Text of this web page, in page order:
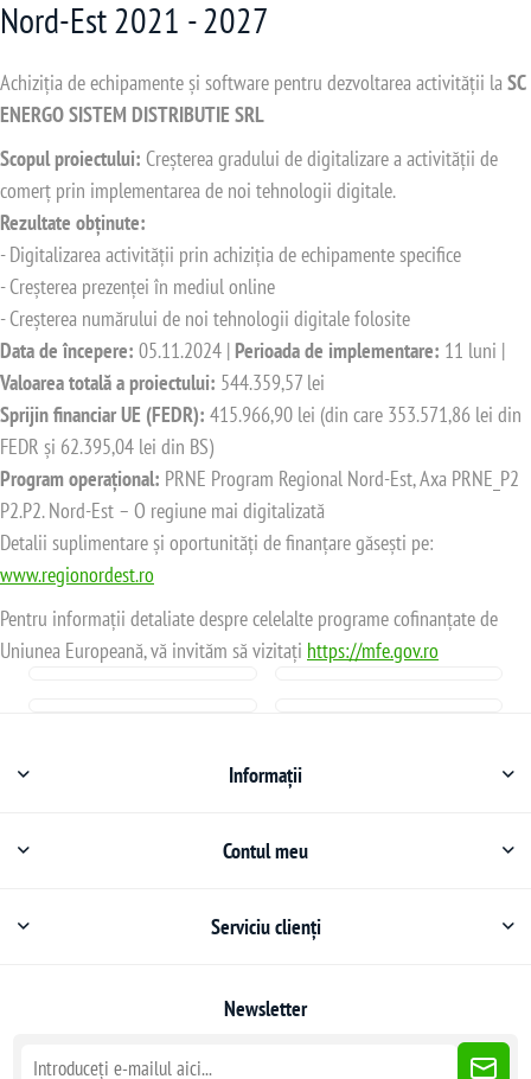
Nord-Est 2021 - 2027
Achiziția de echipamente și software pentru dezvoltarea activității laSC
ENERGO SISTEM DISTRIBUTIE SRL
Scopul proiectului: Creșterea gradului de digitalizare a activității de
comerț prin implementarea de noi tehnologii digitale.
Rezultate obținute:
- Digitalizarea activității prin achiziția de echipamente specifice
- Creșterea prezenței în mediul online
- Creșterea numărului de noi tehnologii digitale folosite
Data de începere: 05.11.2024 | Perioada de implementare: 11 luni |
Valoarea totală a proiectului: 544.359,57 lei
Sprijin financiar UE (FEDR): 415.966,90 lei (din care 353.571,86 lei din
FEDR și 62.395,04 lei din BS)
Program operațional: PRNE Program Regional Nord-Est, Axa PRNE_P2
P2.P2. Nord-Est – O regiune mai digitalizată
Detalii suplimentare și oportunități de finanțare găsești pe:
www.regionordest.ro
Pentru informații detaliate despre celelalte programe cofinanțate de
Uniunea Europeană, vă invităm să vizitați https://mfe.gov.ro
Informații
Contul meu
Serviciu clienți
Newsletter